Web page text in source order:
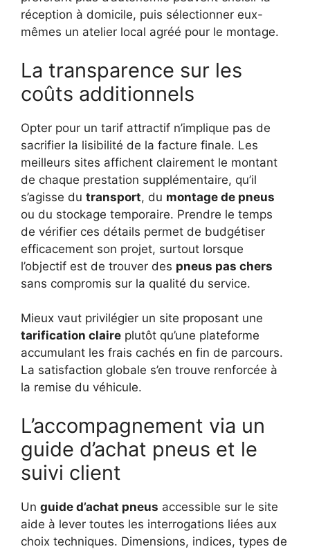
réception à domicile, puis sélectionner eux-
mêmes un atelier local agréé pour le montage.
La transparence sur les
coûts additionnels
Opter pour un tarif attractif n’implique pas de
sacrifier la lisibilité de la facture finale. Les
meilleurs sites affichent clairement le montant
de chaque prestation supplémentaire, qu’il
s’agisse du transport, du montage de pneus
ou du stockage temporaire. Prendre le temps
de vérifier ces détails permet de budgétiser
efficacement son projet, surtout lorsque
l’objectif est de trouver des pneus pas chers
sans compromis sur la qualité du service.
Mieux vaut privilégier un site proposant une
tarification claire plutôt qu’une plateforme
accumulant les frais cachés en fin de parcours.
La satisfaction globale s’en trouve renforcée à
la remise du véhicule.
L’accompagnement via un
guide d’achat pneus et le
suivi client
Un guide d’achat pneus accessible sur le site
aide à lever toutes les interrogations liées aux
choix techniques. Dimensions, indices, types de